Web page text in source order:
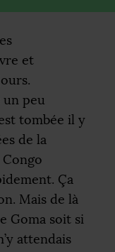
et
un peu
tombée il y
de la
Ça
Mais de là
Goma soit si
attendais